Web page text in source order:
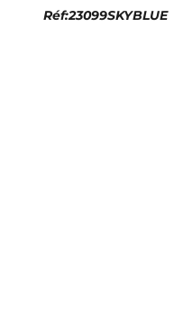
Réf:23099SKYBLUE